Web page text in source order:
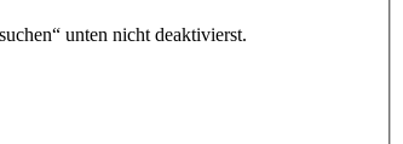
unten nicht deaktivierst.